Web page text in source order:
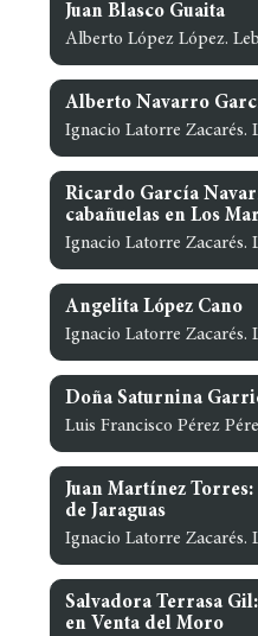
Juan Blasco Guaita
Alberto López López.
Alberto Navarro
Ignacio Latorre Zacarés.
Ricardo García
cabañuelas en Los
Ignacio Latorre Zacarés.
Angelita López Cano
Ignacio Latorre Zacarés.
Doña Saturnina
Luis Francisco Pérez
Juan Martínez
de Jaraguas
Ignacio Latorre Zacarés.
Salvadora Terrasa
en Venta del Moro